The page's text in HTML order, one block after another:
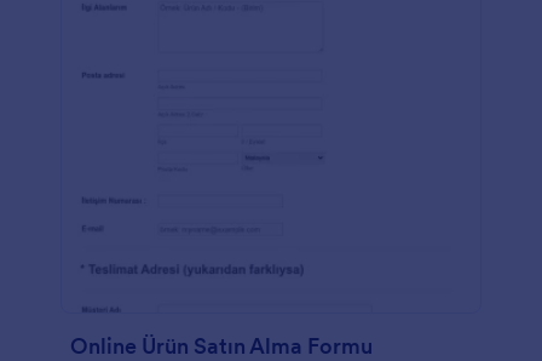
Online Ürün Satın Alma Formu